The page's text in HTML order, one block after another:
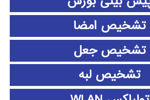
تشخیص امضا
تشخیص جعل
تشخیص لبه